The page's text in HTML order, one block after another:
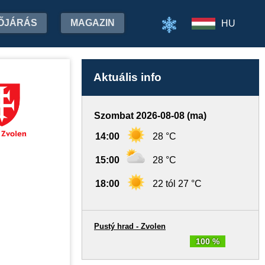
MAGAZIN HU
Aktuális info
Szombat 2026-08-08 (ma)
14:00 28 °C
15:00 28 °C
18:00 22 tól 27 °C
100 %
Pustý hrad - Zvolen